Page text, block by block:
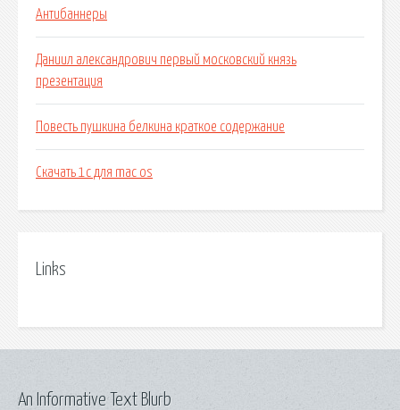
Антибаннеры
Даниил александрович первый московский князь
презентация
Повесть пушкина белкина краткое содержание
Скачать 1с для mac os
Links
An Informative Text Blurb